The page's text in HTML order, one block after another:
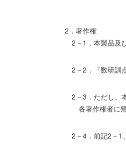
2．著作権
2－1．本製品及
2－2．『数研訓
2－3．ただし、
各著作権者に
2－4．前記2－1